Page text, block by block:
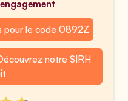
pour le code 0892Z
notre SIRH